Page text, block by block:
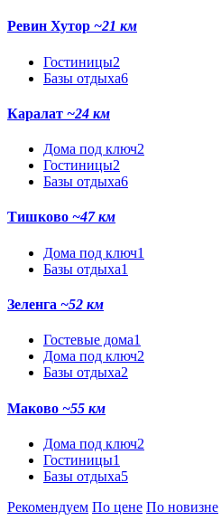
Ревин Хутор ~21 км
Гостиницы2
Базы отдыха6
Каралат ~24 км
Дома под ключ2
Гостиницы2
Базы отдыха6
Тишково ~47 км
Дома под ключ1
Базы отдыха1
Зеленга ~52 км
Гостевые дома1
Дома под ключ2
Базы отдыха2
Маково ~55 км
Дома под ключ2
Гостиницы1
Базы отдыха5
Рекомендуем По цене По новизне